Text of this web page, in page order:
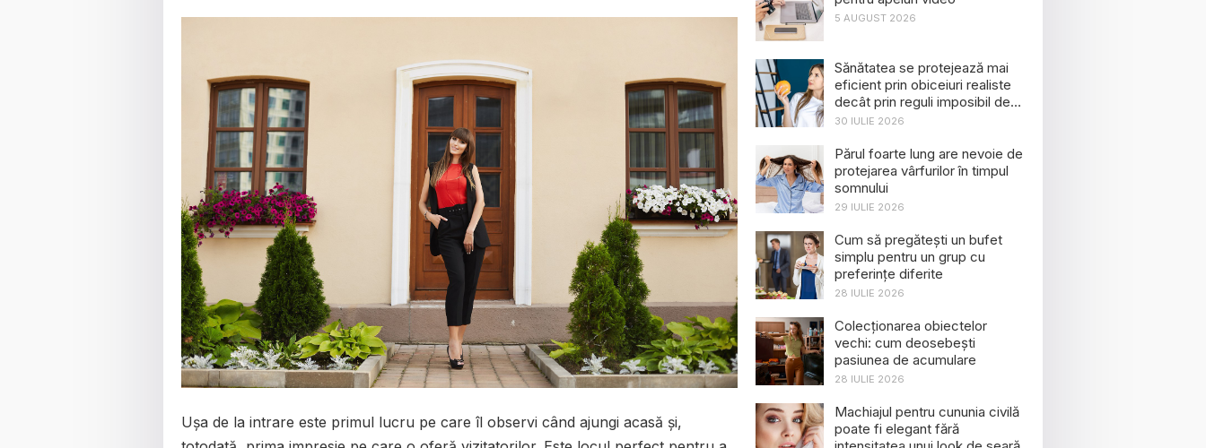
Ușa de la intrare este primul lucru pe care îl observi când ajungi acasă și,
5 AUGUST 2026
Sănătatea se protejează mai
eficient prin obiceiuri realiste
decât prin reguli imposibil de
menținut
30 IULIE 2026
Părul foarte lung are nevoie de
protejarea vârfurilor în timpul
somnului
29 IULIE 2026
Cum să pregătești un bufet
simplu pentru un grup cu
preferințe diferite
28 IULIE 2026
Colecționarea obiectelor
vechi: cum deosebești
pasiunea de acumulare
28 IULIE 2026
Machiajul pentru cununia civilă
poate fi elegant fără